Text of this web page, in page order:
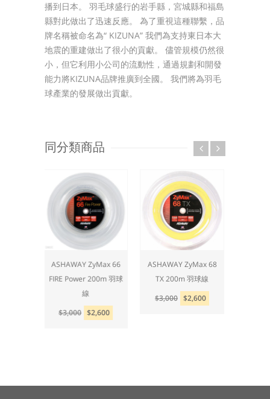
播到日本。 羽毛球盛行的岩手縣，宮城縣和福島
縣對此做出了迅速反應。 為了重視這種聯繫，品
牌名稱被命名為“ KIZUNA” 我們為支持東日本大
地震的重建做出了很小的貢獻。 儘管規模仍然很
小，但它利用小公司的流動性，通過規劃和開發
能力將KIZUNA品牌推廣到全國。 我們將為羽毛
球產業的發展做出貢獻。
同分類商品
ASHAWAY ZyMax 66
FIRE Power 200m 羽球
線
$3,000
$2,600
ASHAWAY ZyMax 68
TX 200m 羽球線
$3,000
$2,600